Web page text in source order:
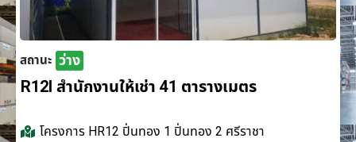
สถานะ ว่าง
R12I สำนักงานให้เช่า 41 ตารางเมตร
โครงการ HR12 ปิ่นทอง 1 ปิ่นทอง 2 ศรีราชา